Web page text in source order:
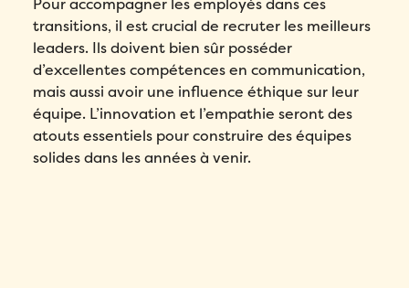
Pour accompagner les employés dans ces
transitions, il est crucial de recruter les meilleurs
leaders. Ils doivent bien sûr posséder
d’excellentes compétences en communication,
mais aussi avoir une influence éthique sur leur
équipe. L’innovation et l’empathie seront des
atouts essentiels pour construire des équipes
solides dans les années à venir.